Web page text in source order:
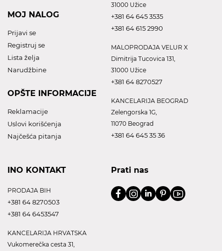
MOJ NALOG
Prijavi se
Registruj se
Lista želja
Narudžbine
OPŠTE INFORMACIJE
Reklamacije
Uslovi korišćenja
Najčešća pitanja
31000 Užice
+381 64 645 3535
+381 64 615 2990
MALOPRODAJA VELUR X
Dimitrija Tucovica 131,
31000 Užice
+381 64 8270527
KANCELARIJA BEOGRAD
Zelengorska 1G,
11070 Beograd
+381 64 645 35 36
INO KONTAKT
PRODAJA BIH
+381 64 8270503
+381 64 6453547
KANCELARIJA HRVATSKA
Vukomerečka cesta 31,
Prati nas